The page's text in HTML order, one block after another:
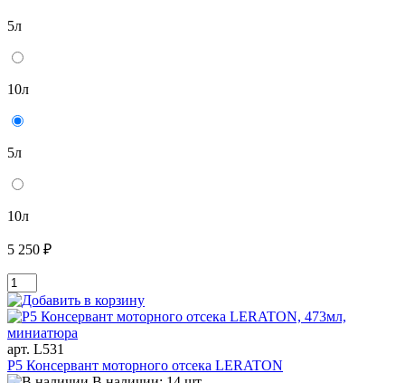
5л
10л
5л
10л
5 250 ₽
арт. L531
P5 Консервант моторного отсека LERATON